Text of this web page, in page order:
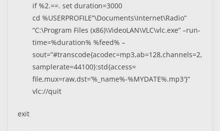
if %2.==. set duration=3000
cd %USERPROFILE”\Documents\Internet\Radio”
“C:\Program Files (x86)\VideoLAN\VLC\vlc.exe” –run-
time=%duration% %feed% –
sout=”#transcode{acodec=mp3,ab=128,channels=2,
samplerate=44100}:std{access=
file,mux=raw,dst=’%_name%-%MYDATE%.mp3′}”
vlc://quit
exit